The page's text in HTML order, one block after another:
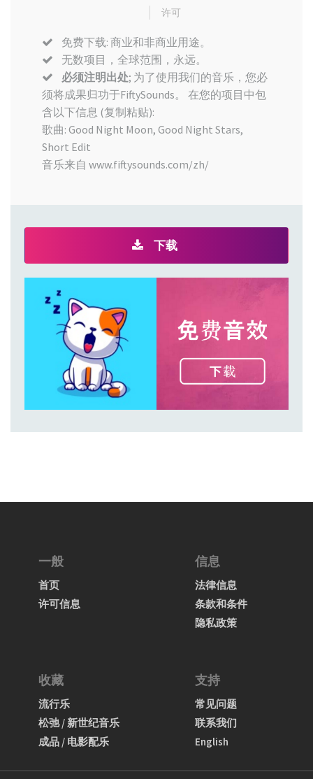
许可
免费下载: 商业和非商业用途。
无数项目，全球范围，永远。
必须注明出处; 为了使用我们的音乐，您必
须将成果归功于FiftySounds。 在您的项目中包
含以下信息 (复制粘贴):
歌曲: Good Night Moon, Good Night Stars,
Short Edit
音乐来自 www.fiftysounds.com/zh/
下载
一般
首页
许可信息
信息
法律信息
条款和条件
隐私政策
收藏
流行乐
松弛 / 新世纪音乐
成品 / 电影配乐
支持
常见问题
联系我们
English